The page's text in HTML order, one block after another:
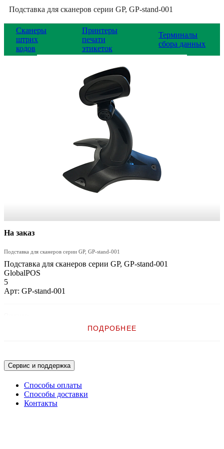
Подставка для сканеров серии GP, GP-stand-001
Сканеры
штрих
кодов
Принтеры
печати
этикеток
Терминалы
сбора данных
На заказ
Подставка для сканеров серии GP, GP-stand-001
Подставка для сканеров серии GP, GP-stand-001
GlobalPOS
5
Арт: GP-stand-001
Подставка для сканеров серии GPПОДРОБНЕЕ
Сервис и поддержка
Способы оплаты
Способы доставки
Контакты